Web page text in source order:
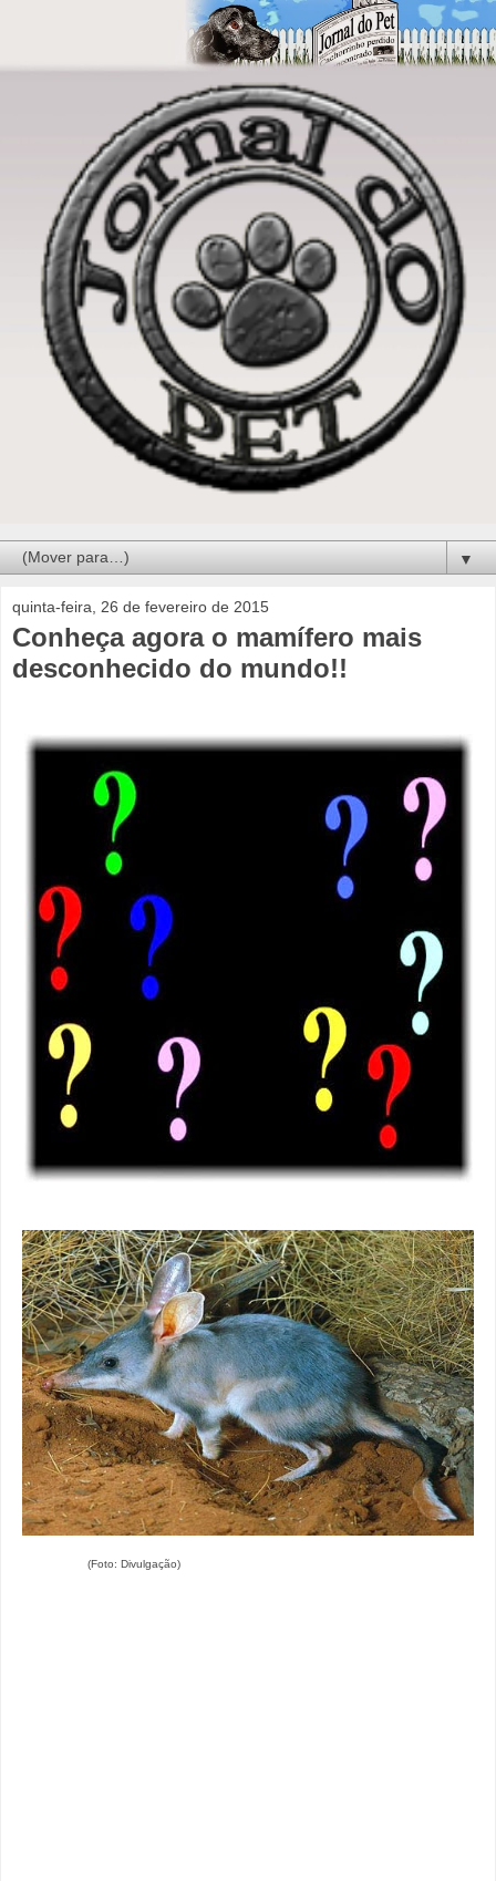
▼
quinta-feira, 26 de fevereiro de 2015
Conheça agora o mamífero mais
desconhecido do mundo!!
(Foto: Divulgação)